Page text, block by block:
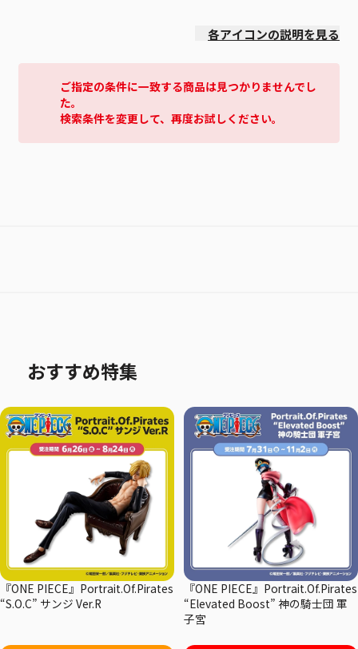
各アイコンの説明を見る
ご指定の条件に一致する商品は見つかりませんでし
た。
検索条件を変更して、再度お試しください。
おすすめ特集
『ONE PIECE』Portrait.Of.Pirates
“S.O.C” サンジ Ver.R
『ONE PIECE』Portrait.Of.Pirates
“Elevated Boost” 神の騎士団 軍
子宮